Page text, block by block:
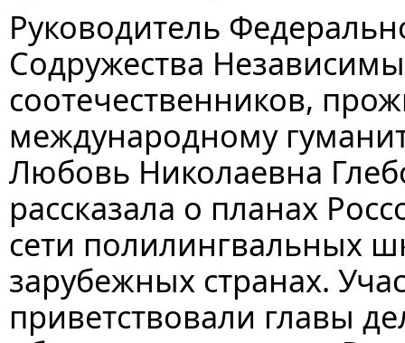
Руководитель
Содружества
соотечественников,
международному
Любовь Николаевна
рассказала о планах
сети полилингвальных
зарубежных странах.
приветствовали главы